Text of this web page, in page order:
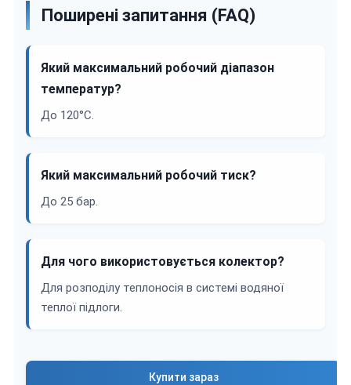
Поширені запитання (FAQ)
Який максимальний робочий діапазон
температур?
До 120°C.
Який максимальний робочий тиск?
До 25 бар.
Для чого використовується колектор?
Для розподілу теплоносія в системі водяної
теплої підлоги.
Купити зараз